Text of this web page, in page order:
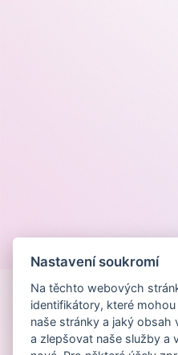
Nastavení soukromí
Na těchto webových
identifikátory, které
naše stránky a jaký obsah
a zlepšovat naše služby a